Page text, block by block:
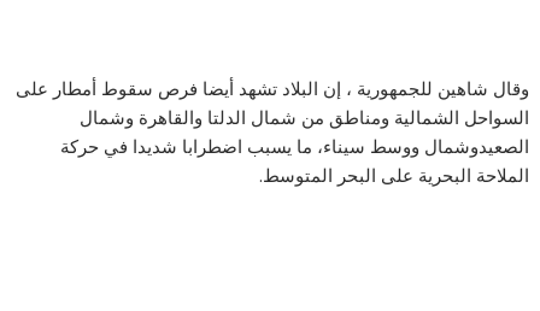
وقال شاهين للجمهورية ، إن البلاد تشهد أيضا فرص سقوط أمطار على
السواحل الشمالية ومناطق من شمال الدلتا والقاهرة وشمال
الصعيدوشمال ووسط سيناء، ما يسبب اضطرابا شديدا في حركة
الملاحة البحرية على البحر المتوسط.